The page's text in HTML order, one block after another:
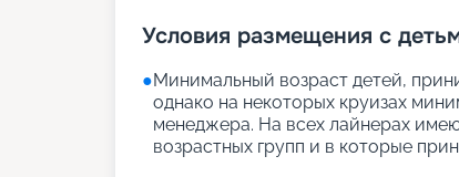
Условия размещения с
●Минимальный возраст детей,
однако на некоторых круизах
менеджера. На всех лайнерах
возрастных групп и в которые